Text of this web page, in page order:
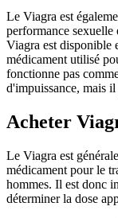
Le Viagra est
performance
Viagra est disponible
médicament utilisé
fonctionne pas
d'impuissance, mais
Acheter
Le Viagra est
médicament pour le
hommes. Il est donc
déterminer la dose